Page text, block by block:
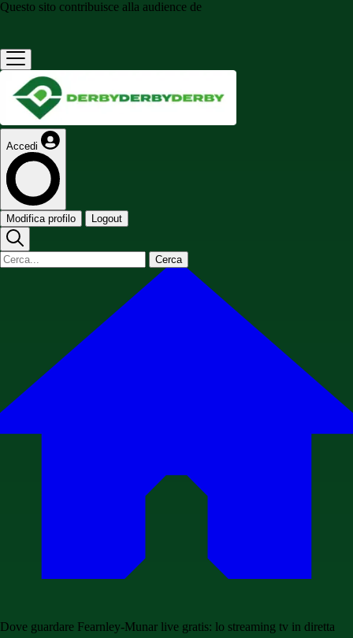
Questo sito contribuisce alla audience de
Accedi
Modifica profilo Logout
Cerca
Dove guardare Fearnley-Munar live gratis: lo streaming tv in diretta